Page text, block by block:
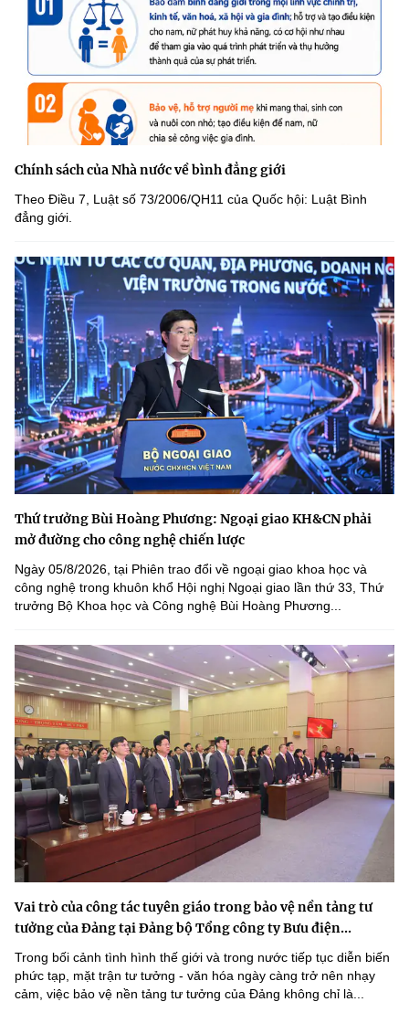
Chính sách của Nhà nước về bình đẳng giới
Theo Điều 7, Luật số 73/2006/QH11 của Quốc hội: Luật Bình
đẳng giới.
Thứ trưởng Bùi Hoàng Phương: Ngoại giao KH&CN phải
mở đường cho công nghệ chiến lược
Ngày 05/8/2026, tại Phiên trao đổi về ngoại giao khoa học và
công nghệ trong khuôn khổ Hội nghị Ngoại giao lần thứ 33, Thứ
trưởng Bộ Khoa học và Công nghệ Bùi Hoàng Phương...
Vai trò của công tác tuyên giáo trong bảo vệ nền tảng tư
tưởng của Đảng tại Đảng bộ Tổng công ty Bưu điện...
Trong bối cảnh tình hình thế giới và trong nước tiếp tục diễn biến
phức tạp, mặt trận tư tưởng - văn hóa ngày càng trở nên nhạy
cảm, việc bảo vệ nền tảng tư tưởng của Đảng không chỉ là...